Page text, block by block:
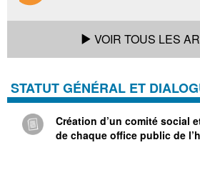
VOIR TOUS LES
STATUT GÉNÉRAL ET
Création d’un comité social
de chaque office public de